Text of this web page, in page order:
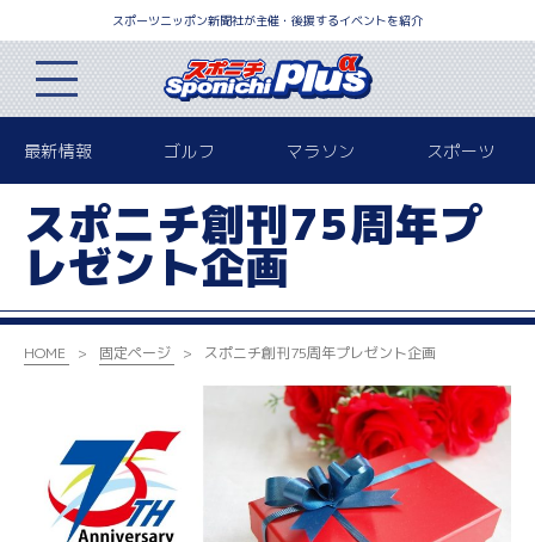
スポーツニッポン新聞社が主催・後援するイベントを紹介
最新情報 ゴルフ マラソン スポーツ
スポニチ創刊75周年プ
レゼント企画
HOME 固定ページ スポニチ創刊75周年プレゼント企画